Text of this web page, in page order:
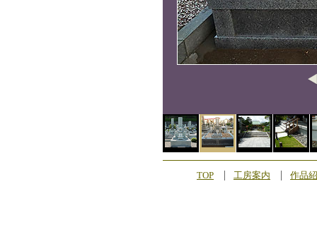
TOP 工房案内 作品